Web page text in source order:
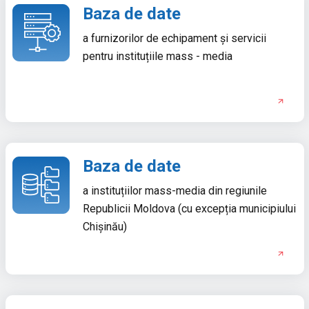
Baza de date
a furnizorilor de echipament și servicii
pentru instituțiile mass - media
Baza de date
a instituțiilor mass-media din regiunile
Republicii Moldova (cu excepția municipiului
Chișinău)